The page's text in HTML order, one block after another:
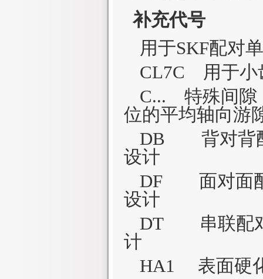
补充代号
用于SKF配对
CL7C
用于
C...
特殊间隙
位的平均轴向游
DB 背对背配
设计
DF 面对面配
设计
DT 串联配对
计
HA1 表面硬